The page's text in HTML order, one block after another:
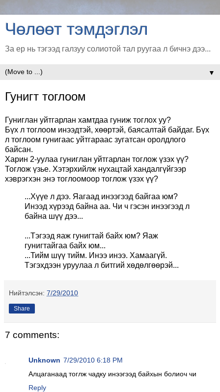
Чөлөөт тэмдэглэл
За ер нь тэгээд галзуу солиотой тал руугаа л бичнэ дээ...
▼
Гунигт тоглоом
Гуниглан уйтгарлан хамтдаа гуниж тоглох уу?
Бүх л тоглоом инээдтэй, хөөртэй, баясалтай байдаг. Бүх
л тоглоом гунигаас уйтгараас зугатсан оролдлого
байсан.
Харин 2-уулаа гуниглан уйтгарлан тоглож үзэх үү?
Тоглож үзье. Хэтэрхийлж нухацтай хандалгүйгээр
хэврэгхэн энэ тоглоомоор тоглож үзэх үү?
...Хүүе л дээ. Яагаад инээгээд байгаа юм?
Инээд хүрээд байна аа. Чи ч гэсэн инээгээд л
байна шүү дээ...
...Тэгээд яаж гунигтай байх юм? Яаж
гунигтайгаа байх юм...
...Тийм шүү тийм. Инээ инээ. Хамаагүй.
Тэгэхдээн уруулаа л битгий хөдөлгөөрэй...
Нийтэлсэн: 7/29/2010
Share
7 comments:
Unknown 7/29/2010 6:18 PM
Алцаганаад тоглж чадку инээгээд байхын болиоч чи
Reply